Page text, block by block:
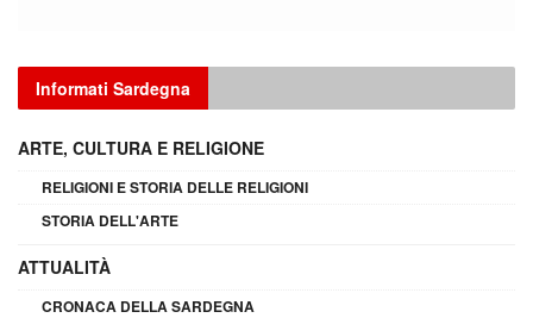
Informati Sardegna
ARTE, CULTURA E RELIGIONE
RELIGIONI E STORIA DELLE RELIGIONI
STORIA DELL'ARTE
ATTUALITÀ
CRONACA DELLA SARDEGNA